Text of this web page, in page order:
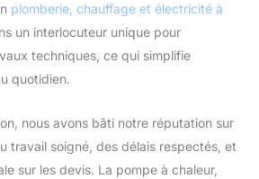
plomberie, chauffage et électricité à
un interlocuteur unique pour
techniques, ce qui simplifie
quotidien.
nous avons bâti notre réputation sur
travail soigné, des délais respectés, et
sur les devis. La pompe à chaleur,